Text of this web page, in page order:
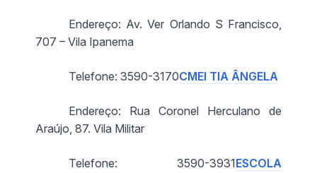
Endereço: Av. Ver Orlando S Francisco,
707 – Vila Ipanema
Telefone: 3590-3170CMEI TIA ÂNGELA
Endereço: Rua Coronel Herculano de
Araújo, 87. Vila Militar
Telefone: 3590-3931ESCOLA